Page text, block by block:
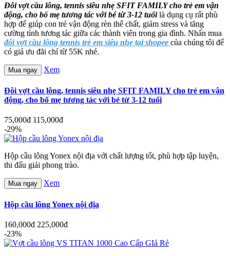
Đôi vợt cầu lông, tennis siêu nhẹ SFIT FAMILY cho trẻ em vận
động, cho bố mẹ tương tác với bé từ 3-12 tuổilà dụng cụ rất phù
hợp để giúp con trẻ vận động rèn thể chất, giảm stress và tăng
cường tính tương tác giữa các thành viên trong gia đình. Nhấn mua
đôi vợt cầu lông tennis trẻ em siêu nhẹ tại shopee của chúng tôi để
có giá ưu đãi chỉ từ 55K nhé.
Mua ngay Xem
Đôi vợt cầu lông, tennis siêu nhẹ SFIT FAMILY cho trẻ em vận
động, cho bố mẹ tương tác với bé từ 3-12 tuổi
75,000đ 115,000đ
-29%
Hộp cầu lông Yonex nội địa với chất lượng tốt, phù hợp tập luyện,
thi đấu giải phong trào.
Mua ngay Xem
Hộp cầu lông Yonex nội địa
160,000đ 225,000đ
-23%